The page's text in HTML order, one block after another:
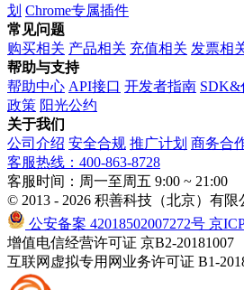
划 Chrome专属插件
常见问题
购买相关 产品相关 充值相关 发票相
帮助与支持
帮助中心 API接口 开发者指南 SDK&
政策 阳光公约
关于我们
公司介绍 安全合规 推广计划 商务合
客服热线：400-863-8728
客服时间：周一至周五 9:00 ~ 21:00
© 2013 - 2026 积善科技（北京）有限
公安备案 42018502007272号 京
增值电信经营许可证 京B2-20181007
互联网虚拟专用网业务许可证 B1-